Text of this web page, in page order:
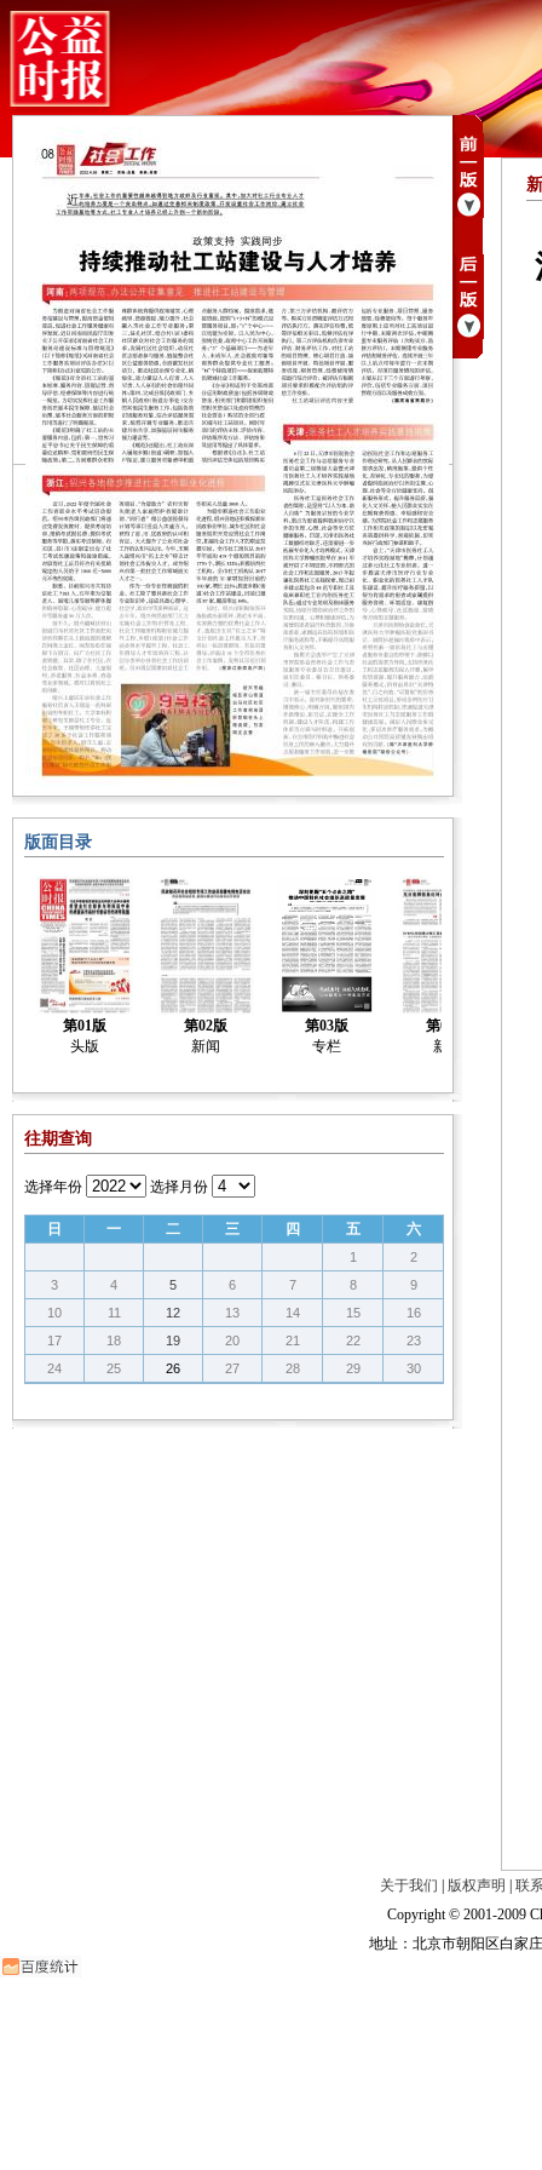
版面目录
第01版
头版
第02版
新闻
第03版
专栏
第04版
新闻
往期查询
选择年份 选择月份
日 一 二 三 四 五 六
1
2
3
4 5 6 7 8
9
10
11 12 13 14 15
16
17
18 19 20 21 22
23
24
25 26 27 28 29 30
关于我们 版权声明
联
Copyright © 2001-2009
地址：北京市朝阳区白家